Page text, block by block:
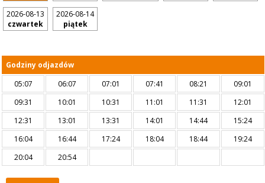
2026-08-13
czwartek
2026-08-14
piątek
Godziny odjazdów
05:07
06:07 07:01 07:41 08:21
09:01
09:31
10:01 10:31 11:01 11:31
12:01
12:31
13:01 13:31 14:01 14:44
15:24
16:04
16:44 17:24 18:04 18:44
19:24
20:04
20:54